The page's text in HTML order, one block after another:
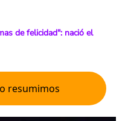
de felicidad": nació el
resumimos